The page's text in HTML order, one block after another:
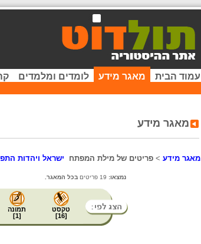
עמוד הבית מאגר מידע לומדים ומלמדים
מאגר מידע
מאגר מידע > פריטים של מילת המפתח ישראל ויהדות
נמצאו:
בכל המאגר.
טקסט
[
16
]
תמונה
[
1
]